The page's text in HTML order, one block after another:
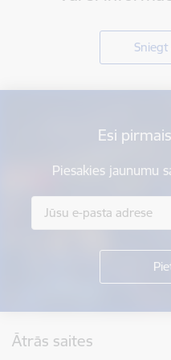
Esi
Piesakies jaunumu
Ātrās saites